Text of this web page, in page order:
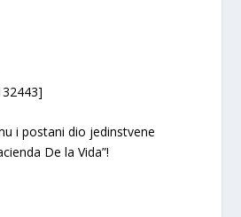
i postani dio jedinstvene
De la Vida”!